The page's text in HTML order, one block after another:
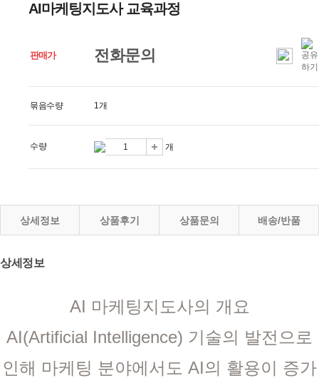
AI마케팅지도사 교육과정
판매가 전화문의
묶음수량 1개
수량 개
상세정보 상품후기 상품문의 배송/반품
상세정보
AI 마케팅지도사의 개요
AI(Artificial Intelligence) 기술의 발전으로
인해 마케팅 분야에서도 AI의 활용이 증가